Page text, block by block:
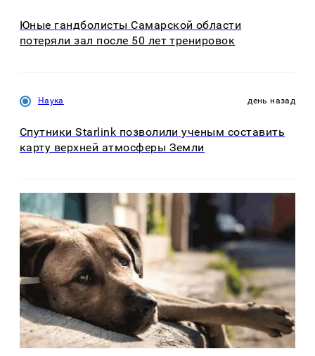
Юные гандболисты Самарской области
потеряли зал после 50 лет тренировок
Наука день назад
Спутники Starlink позволили ученым составить
карту верхней атмосферы Земли